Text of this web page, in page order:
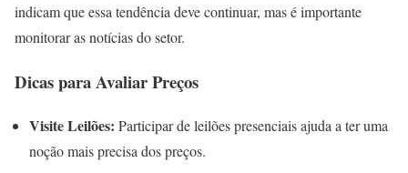
indicam que essa tendência deve continuar, mas é importante
monitorar as notícias do setor.
Dicas para Avaliar Preços
Visite Leilões: Participar de leilões presenciais ajuda a ter uma
noção mais precisa dos preços.